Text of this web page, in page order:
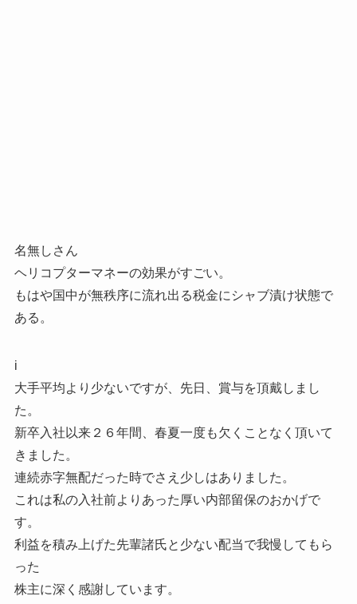
名無しさん
ヘリコプターマネーの効果がすごい。
もはや国中が無秩序に流れ出る税金にシャブ漬け状態で
ある。
i
大手平均より少ないですが、先日、賞与を頂戴しまし
た。
新卒入社以来２６年間、春夏一度も欠くことなく頂いて
きました。
連続赤字無配だった時でさえ少しはありました。
これは私の入社前よりあった厚い内部留保のおかげで
す。
利益を積み上げた先輩諸氏と少ない配当で我慢してもら
った
株主に深く感謝しています。